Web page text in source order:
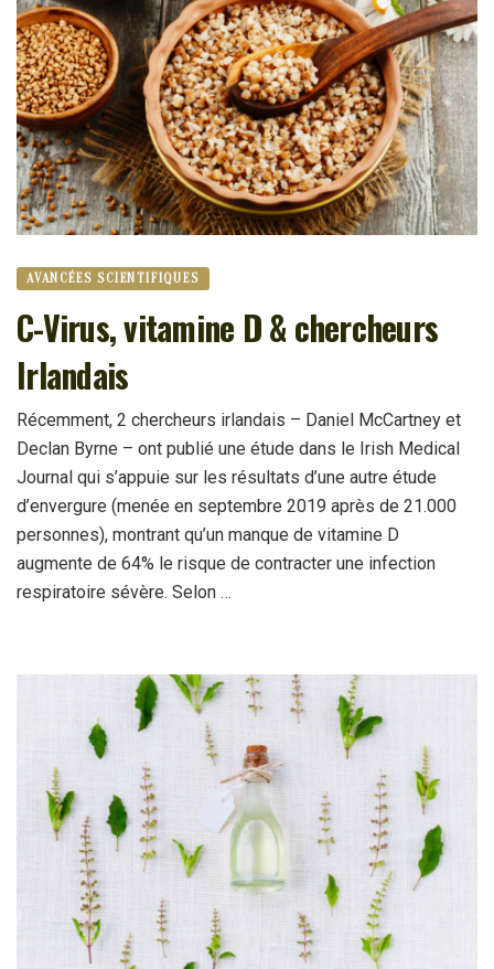
AVANCÉES SCIENTIFIQUES
C-Virus, vitamine D & chercheurs
Irlandais
Récemment, 2 chercheurs irlandais – Daniel McCartney et
Declan Byrne – ont publié une étude dans le Irish Medical
Journal qui s’appuie sur les résultats d’une autre étude
d’envergure (menée en septembre 2019 après de 21.000
personnes), montrant qu’un manque de vitamine D
augmente de 64% le risque de contracter une infection
respiratoire sévère. Selon …